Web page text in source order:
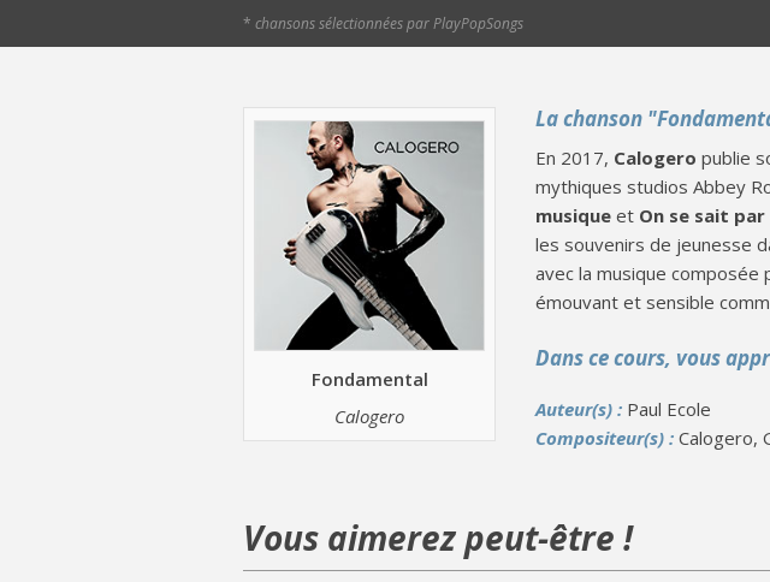
* chansons sélectionnées par PlayPopSongs
Fondamental
Calogero
La chanson
En 2017, Calogero publie
mythiques studios Abbey
musique et On se sait
les souvenirs de jeunesse
avec la musique composée
émouvant et sensible
Dans ce cours, vous
Auteur(s) : Paul Ecole
Compositeur(s) :Calogero,
Vous aimerez peut-être !